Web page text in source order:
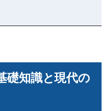
礎知識と現代の